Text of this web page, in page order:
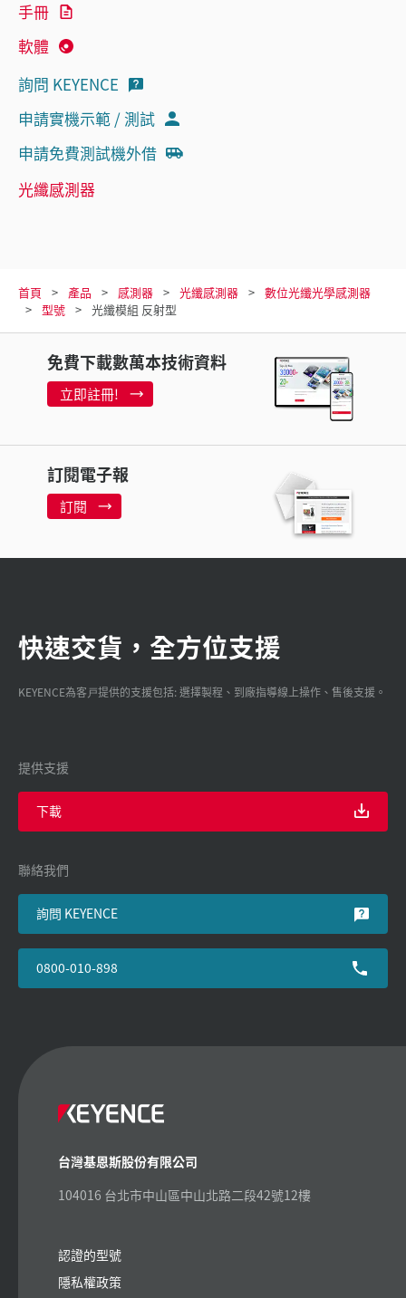
手冊
軟體
詢問 KEYENCE
申請實機示範 / 測試
申請免費測試機外借
光纖感測器
首頁 產品 感測器 光纖感測器
數位光纖光學感測器
型號
光纖模組 反射型
免費下載數萬本技術資料
立即註冊!
訂閱電子報
訂閱
快速交貨，全方位支援
KEYENCE為客戸提供的支援包括: 選擇製程、到廠指導線上操作、售後支援。
提供支援
下載
聯絡我們
詢問 KEYENCE
0800-010-898
台灣基恩斯股份有限公司
104016 台北市中山區中山北路二段42號12樓
認證的型號
隱私權政策